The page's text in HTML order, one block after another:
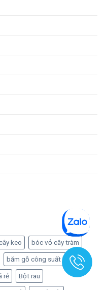
keo bóc vỏ cây tràm
băm gỗ công suất lớn
rẻ Bột rau